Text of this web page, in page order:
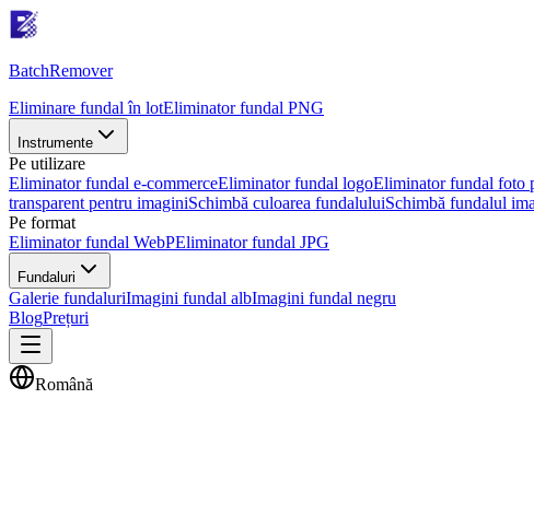
BatchRemover
Eliminare fundal în lotEliminator fundal PNG
Instrumente
Pe utilizare
Eliminator fundal e-commerceEliminator fundal logoEliminator fundal foto
transparent pentru imaginiSchimbă culoarea fundaluluiSchimbă fundalul
Pe format
Eliminator fundal WebPEliminator fundal JPG
Fundaluri
Galerie fundaluriImagini fundal albImagini fundal negru
BlogPrețuri
Română